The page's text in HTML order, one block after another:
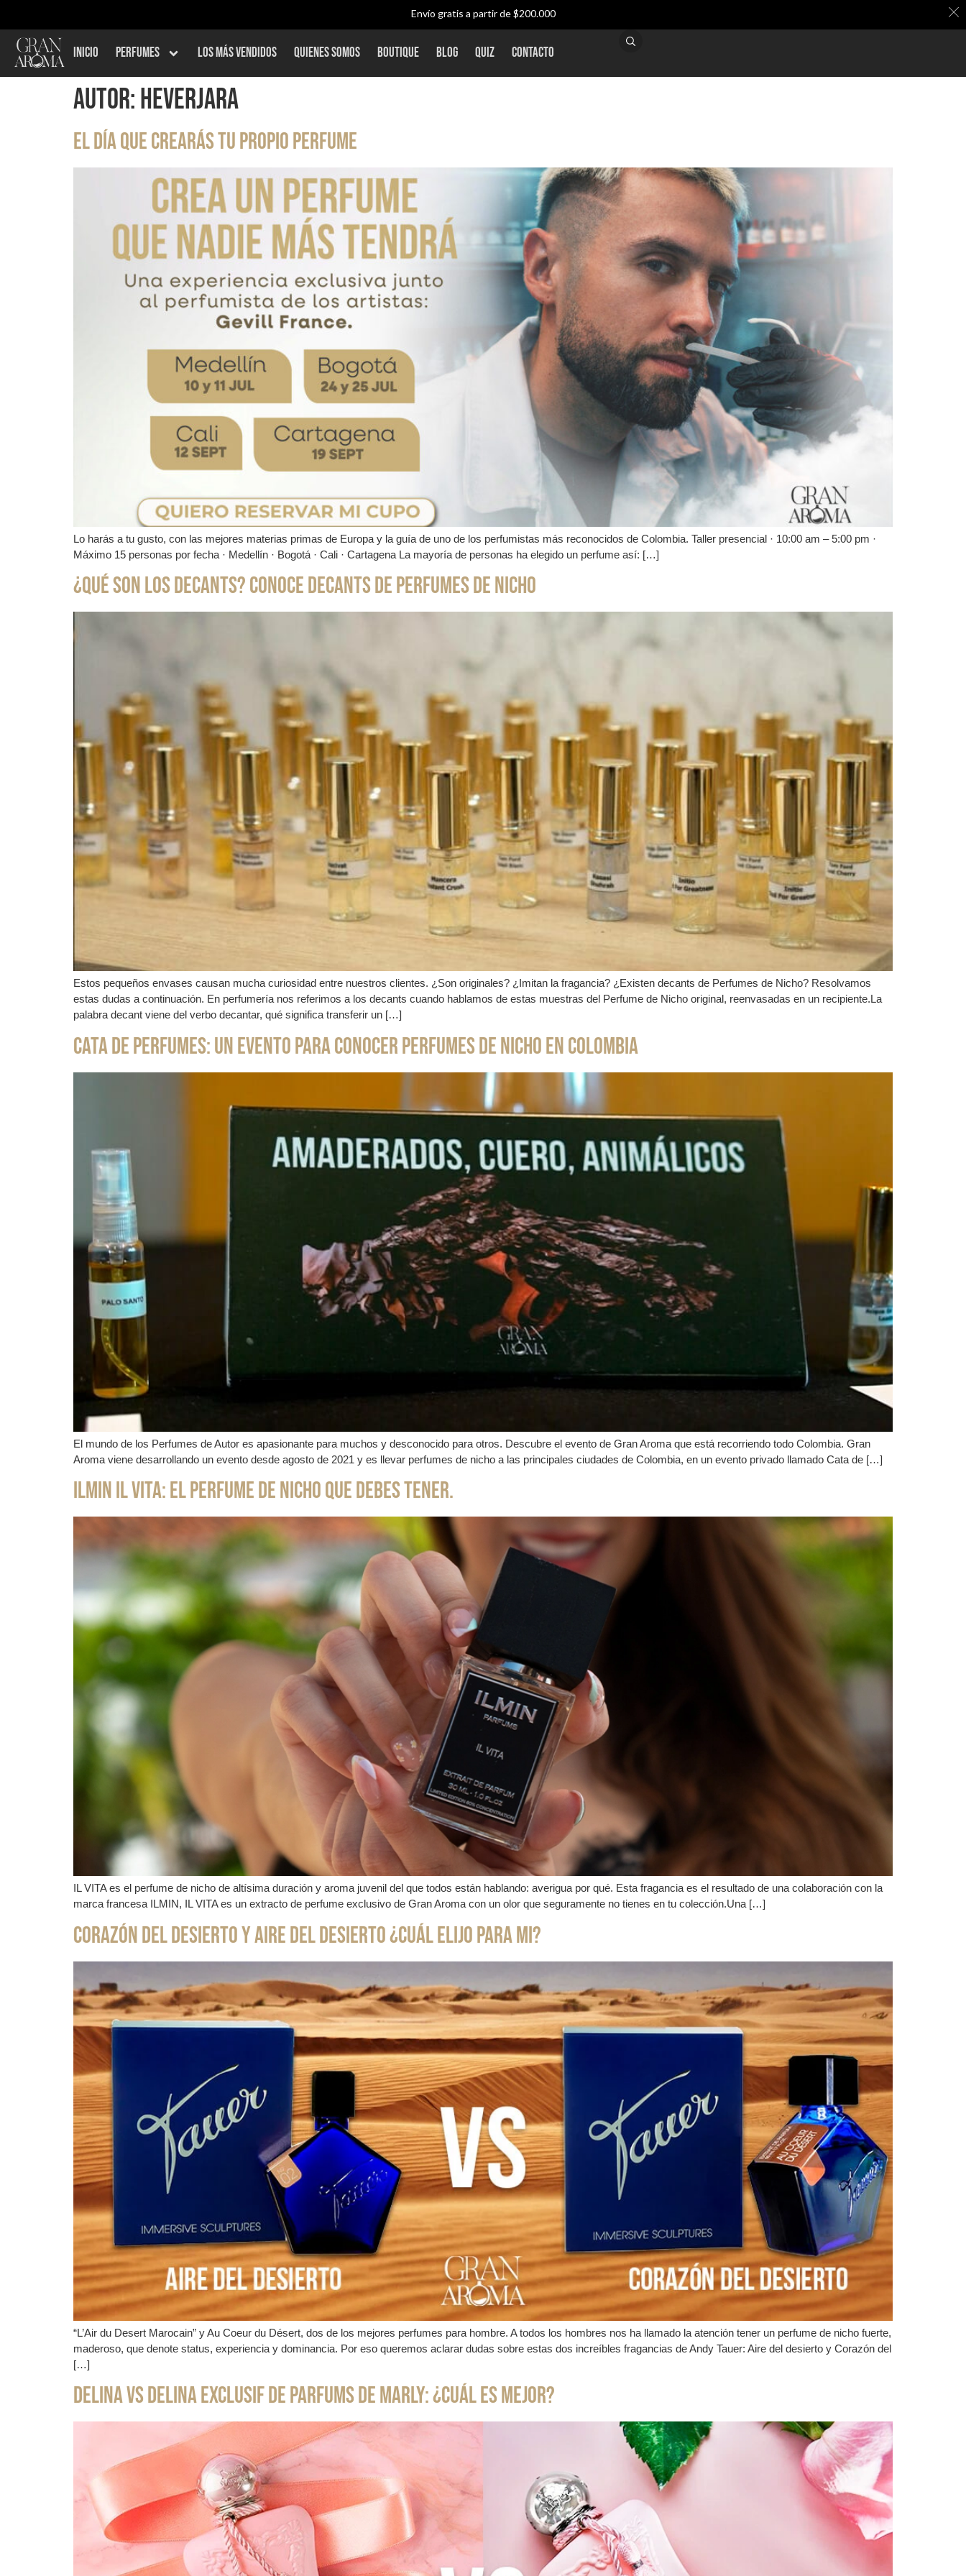
superiores a $200.000 ∙ Cuotas sin interés con Addi, Bancolombia y Sistecrédito ∙ Envío gratis por pedidos superiores a $200.000 ∙ Cuotas sin interés con Addi, Bancolombia y Sistecrédito ∙
Inicio Perfumes Los Más Vendidos Quienes Somos Boutique Blog QUIZ Contacto
Autor:HeverJara
El día que crearás tu propio perfume
Lo harás a tu gusto, con las mejores materias primas de Europa y la guía de uno de los perfumistas más reconocidos de Colombia. Taller presencial · 10:00 am – 5:00 pm ·
Máximo 15 personas por fecha · Medellín · Bogotá · Cali · Cartagena La mayoría de personas ha elegido un perfume así: […]
¿Qué son los Decants? Conoce decants de Perfumes de Nicho
Estos pequeños envases causan mucha curiosidad entre nuestros clientes. ¿Son originales? ¿Imitan la fragancia? ¿Existen decants de Perfumes de Nicho? Resolvamos
estas dudas a continuación. En perfumería nos referimos a los decants cuando hablamos de estas muestras del Perfume de Nicho original, reenvasadas en un recipiente.La
palabra decant viene del verbo decantar, qué significa transferir un […]
Cata de Perfumes: un evento para conocer Perfumes de Nicho en Colombia
El mundo de los Perfumes de Autor es apasionante para muchos y desconocido para otros. Descubre el evento de Gran Aroma que está recorriendo todo Colombia. Gran
Aroma viene desarrollando un evento desde agosto de 2021 y es llevar perfumes de nicho a las principales ciudades de Colombia, en un evento privado llamado Cata de […]
ILMIN IL VITA: El Perfume de Nicho que debes tener.
IL VITA es el perfume de nicho de altísima duración y aroma juvenil del que todos están hablando: averigua por qué. Esta fragancia es el resultado de una colaboración con la
marca francesa ILMIN, IL VITA es un extracto de perfume exclusivo de Gran Aroma con un olor que seguramente no tienes en tu colección.Una […]
Corazón del desierto y Aire del Desierto ¿Cuál elijo para mi?
“L’Air du Desert Marocain” y Au Coeur du Désert, dos de los mejores perfumes para hombre. A todos los hombres nos ha llamado la atención tener un perfume de nicho fuerte,
maderoso, que denote status, experiencia y dominancia. Por eso queremos aclarar dudas sobre estas dos increíbles fragancias de Andy Tauer: Aire del desierto y Corazón del
[…]
Delina vs Delina Exclusif de Parfums de Marly: ¿Cuál es mejor?
Envío gratis a partir de $200.000